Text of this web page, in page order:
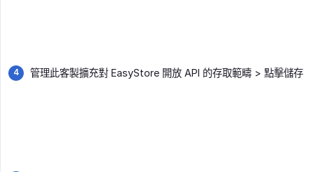
管理此客製擴充對 EasyStore 開放 API 的存取範疇 > 點擊儲存